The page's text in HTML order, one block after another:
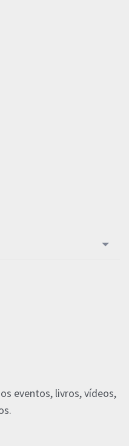
eventos, livros, vídeos,